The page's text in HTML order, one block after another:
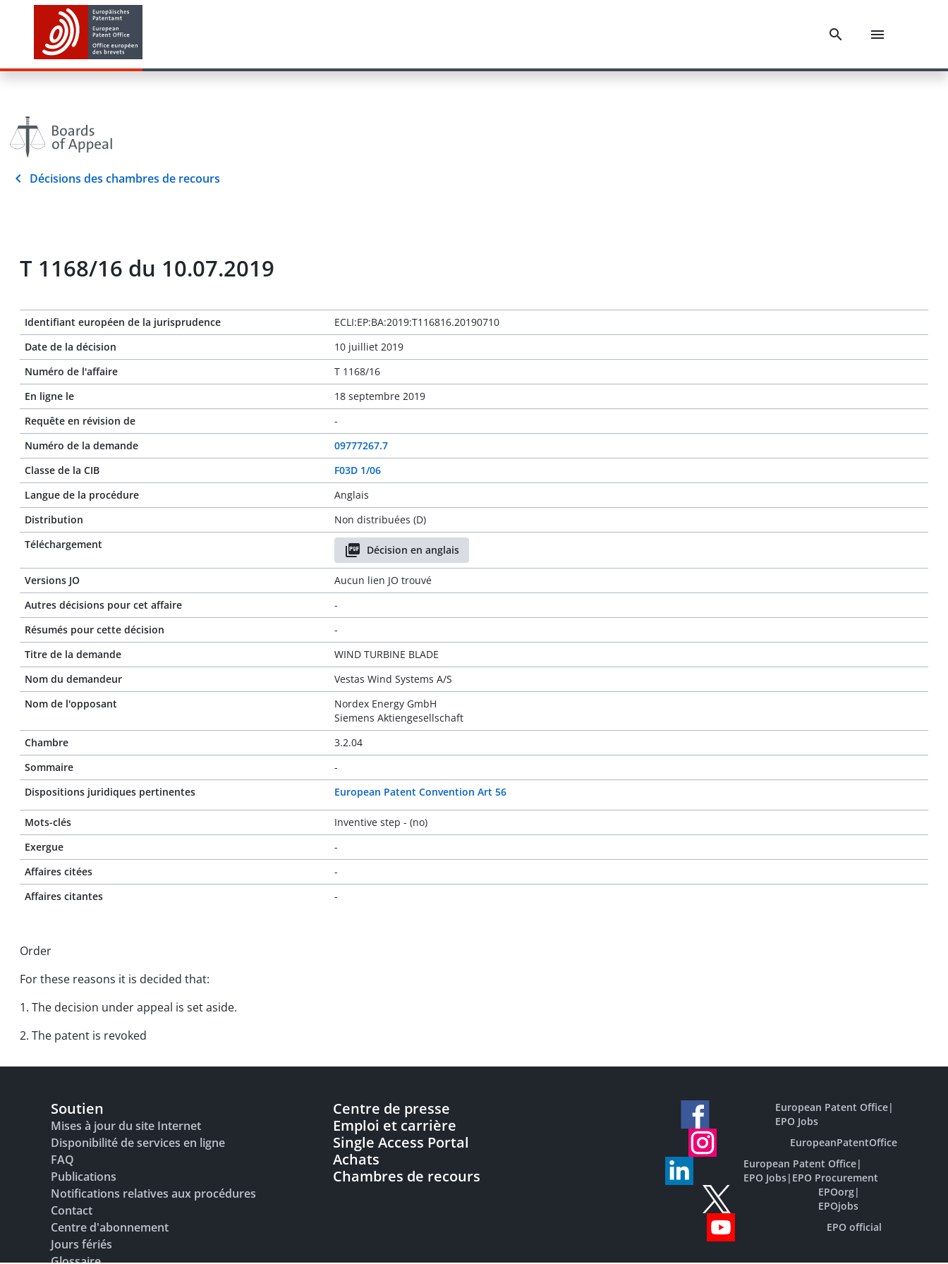
Décisions des chambres de recours
T 1168/16 du 10.07.2019
Identifiant européen de la jurisprudence
ECLI:EP:BA:2019:T116816.20190710
Date de la décision
10 juilliet 2019
Numéro de l'affaire
T 1168/16
En ligne le
18 septembre 2019
Requête en révision de
-
Numéro de la demande
09777267.7
Classe de la CIB
F03D 1/06
Langue de la procédure
Anglais
Distribution
Non distribuées (D)
Téléchargement
Décision en anglais
Versions JO
Aucun lien JO trouvé
Autres décisions pour cet affaire
-
Résumés pour cette décision
-
Titre de la demande
WIND TURBINE BLADE
Nom du demandeur
Vestas Wind Systems A/S
Nom de l'opposant
Nordex Energy GmbH
Siemens Aktiengesellschaft
Chambre
3.2.04
Sommaire
-
Dispositions juridiques pertinentes
European Patent Convention Art 56
Mots-clés
Inventive step - (no)
Exergue
-
Affaires citées
-
Affaires citantes
-
Order
For these reasons it is decided that:
1. The decision under appeal is set aside.
2. The patent is revoked
Soutien
Mises à jour du site Internet
Disponibilité de services en ligne
FAQ
Publications
Notifications relatives aux procédures
Contact
Centre d'abonnement
Jours fériés
Centre de presse
Emploi et carrière
Single Access Portal
Achats
Chambres de recours
European Patent Office|
EPO Jobs
EuropeanPatentOffice
European Patent Office|
EPO Jobs| EPO Procurement
EPOorg|
EPOjobs
EPO official